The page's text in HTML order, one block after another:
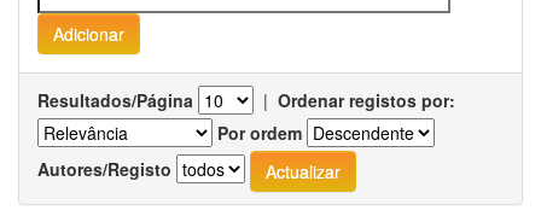
Resultados/Página | Ordenar registos por:
Por ordem
Autores/Registo